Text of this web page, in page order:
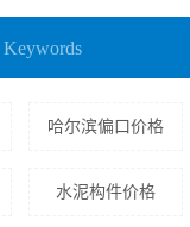
Keywords
哈尔滨偏口价格
水泥构件价格